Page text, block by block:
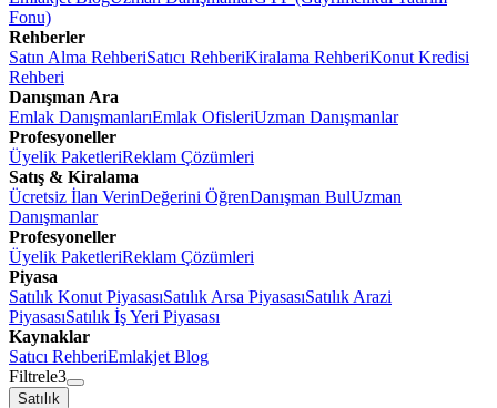
Fonu)
Rehberler
Satın Alma RehberiSatıcı RehberiKiralama RehberiKonut Kredisi
Rehberi
Danışman Ara
Emlak DanışmanlarıEmlak OfisleriUzman Danışmanlar
Profesyoneller
Üyelik PaketleriReklam Çözümleri
Satış & Kiralama
Ücretsiz İlan VerinDeğerini ÖğrenDanışman BulUzman
Danışmanlar
Profesyoneller
Üyelik PaketleriReklam Çözümleri
Piyasa
Satılık Konut PiyasasıSatılık Arsa PiyasasıSatılık Arazi
PiyasasıSatılık İş Yeri Piyasası
Kaynaklar
Satıcı RehberiEmlakjet Blog
Filtrele3
Satılık